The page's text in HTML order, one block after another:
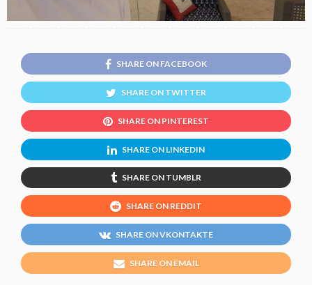
SHARE ON FACEBOOK
SHARE ON TWITTER
SHARE ON PINTEREST
SHARE ON LINKEDIN
SHARE ON TUMBLR
SHARE ON REDDIT
SHARE ON VKONTAKTE
SHARE ON EMAIL